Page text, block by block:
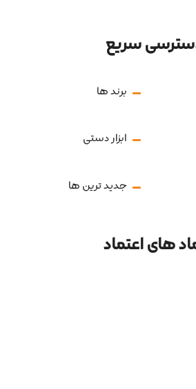
سریع
برند ها
ابزار دستی
جدید ترین ها
های اعتماد